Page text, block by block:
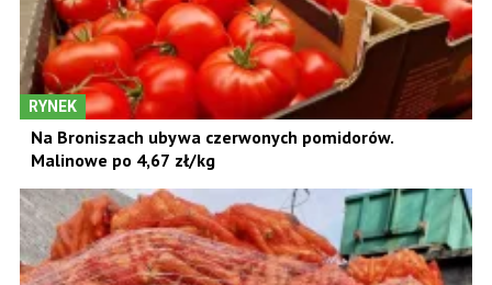
RYNEK
Na Broniszach ubywa czerwonych pomidorów.
Malinowe po 4,67 zł/kg